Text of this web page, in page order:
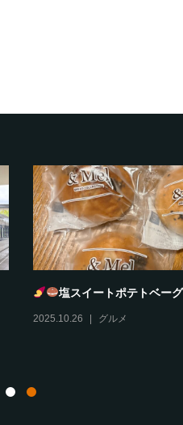
塩スイートポテトベー
2025.10.26 グルメ